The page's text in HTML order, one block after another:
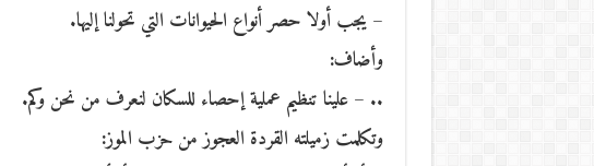
– يجب أولا حصر أنواع الحيوانات التي تحولنا إليها.
وأضاف:
.. – علينا تنظيم عملية إحصاء للسكان لنعرف من نحن وكم.
وتكلمت زميلته القردة العجوز من حزب الموز: